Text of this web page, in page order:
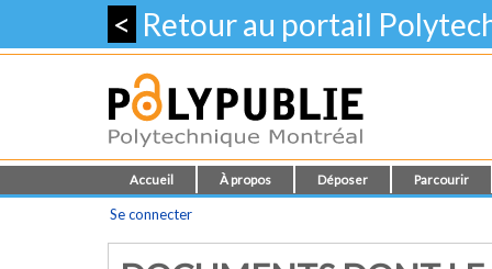
< Retour au portail
Accueil À propos Déposer Parcourir
Se connecter